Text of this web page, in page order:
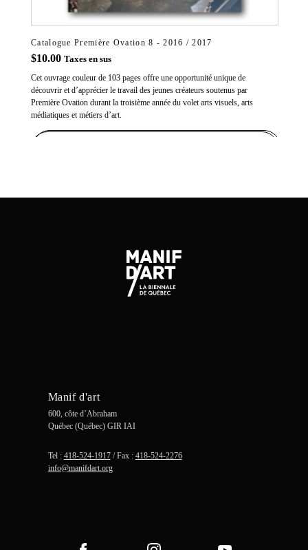
Catalogue Première Ovation 8 - 2016 / 2017
$10.00 Taxes en sus
Cet ouvrage couleur de 103 pages offre une opportunité unique de
découvrir et d’apprécier le travail des jeunes créateurs soutenus par
Première Ovation durant la troisième année du volet arts visuels, arts
médiatiques et métiers d’art.
Manif d'art
600, côte d’Abraham
Québec (Québec) GIR IAI
Tel : 418-524-1917/ Fax : 418-524-2276
info@manifdart.org